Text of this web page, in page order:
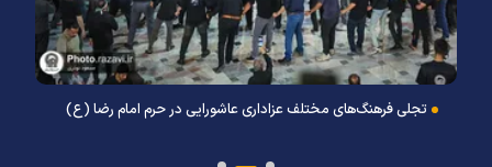
اینجا "حسینیه ایران" محفلی برای سوگواری سیدالشهدا(ع)